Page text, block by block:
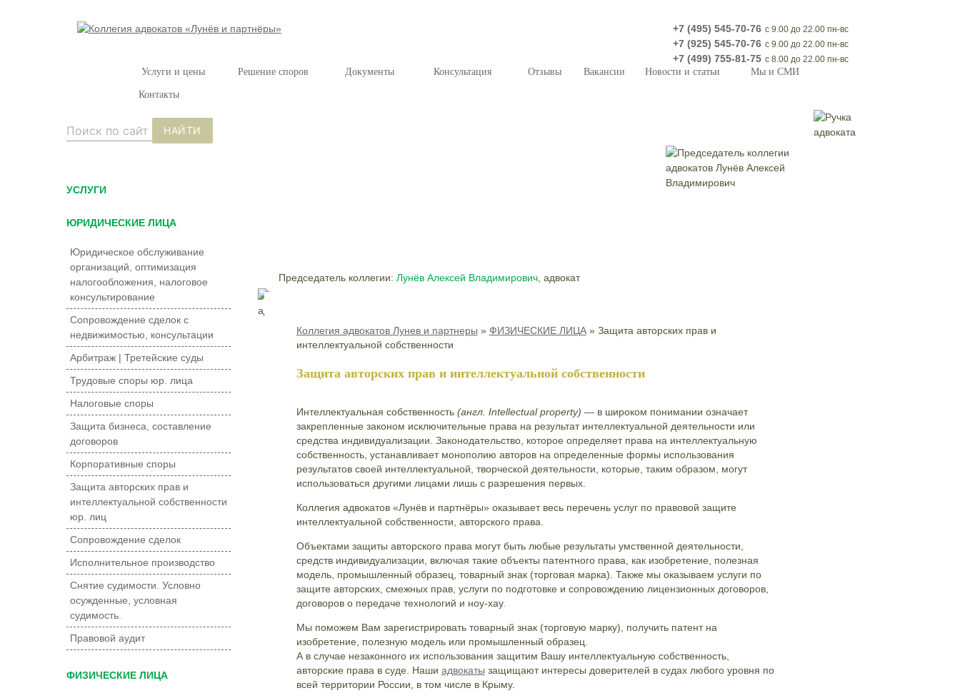
+7 (495) 545-70-76 с 9.00 до 22.00 пн-вс
+7 (925) 545-70-76 с 9.00 до 22.00 пн-вс
+7 (499) 755-81-75 с 8.00 до 22.00 пн-вс
Услуги и цены Решение споров Документы Консультация Отзывы Вакансии Новости и статьи Мы и СМИ
Контакты
НАЙТИ
УCЛУГИ
ЮРИДИЧЕСКИЕ ЛИЦА
Юридическое обслуживание
организаций, оптимизация
налогообложения, налоговое
консультирование
Сопровождение сделок с
недвижимостью, консультации
Арбитраж | Третейские суды
Трудовые споры юр. лица
Налоговые споры
Защита бизнеса, составление
договоров
Корпоративные споры
Защита авторских прав и
интеллектуальной собственности
юр. лиц
Сопровождение сделок
Исполнительное производство
Снятие судимости. Условно
осужденные, условная
судимость.
Правовой аудит
ФИЗИЧЕСКИЕ ЛИЦА
Председатель коллегии: Лунёв Алексей Владимирович, адвокат
Коллегия адвокатов Лунев и партнеры » ФИЗИЧЕСКИЕ ЛИЦА» Защита авторских прав и
интеллектуальной собственности
Защита авторских прав и интеллектуальной собственности
Интеллектуальная собственность (англ. Іntellectual property) — в широком понимании означает
закрепленные законом исключительные права на результат интеллектуальной деятельности или
средства индивидуализации. Законодательство, которое определяет права на интеллектуальную
собственность, устанавливает монополию авторов на определенные формы использования
результатов своей интеллектуальной, творческой деятельности, которые, таким образом, могут
использоваться другими лицами лишь с разрешения первых.
Коллегия адвокатов «Лунёв и партнёры» оказывает весь перечень услуг по правовой защите
интеллектуальной собственности, авторского права.
Объектами защиты авторского права могут быть любые результаты умственной деятельности,
средств индивидуализации, включая такие объекты патентного права, как изобретение, полезная
модель, промышленный образец, товарный знак (торговая марка). Также мы оказываем услуги по
защите авторских, смежных прав, услуги по подготовке и сопровождению лицензионных договоров,
договоров о передаче технологий и ноу-хау.
Мы поможем Вам зарегистрировать товарный знак (торговую марку), получить патент на
изобретение, полезную модель или промышленный образец.
А в случае незаконного их использования защитим Вашу интеллектуальную собственность,
авторские права в суде. Наши адвокаты защищают интересы доверителей в судах любого уровня по
всей территории России, в том числе в Крыму.